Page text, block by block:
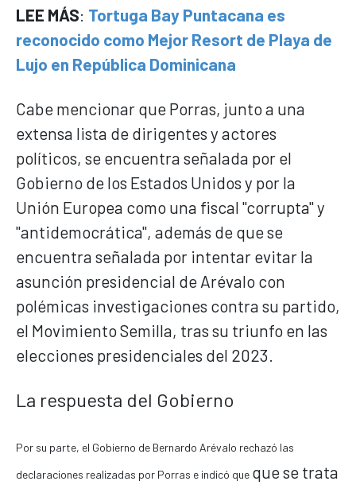
LEE MÁS: Tortuga Bay Puntacana es
reconocido como Mejor Resort de Playa de
Lujo en República Dominicana
Cabe mencionar que Porras, junto a una
extensa lista de dirigentes y actores
políticos, se encuentra señalada por el
Gobierno de los Estados Unidos y por la
Unión Europea como una fiscal "corrupta" y
"antidemocrática", además de que se
encuentra señalada por intentar evitar la
asunción presidencial de Arévalo con
polémicas investigaciones contra su partido,
el Movimiento Semilla, tras su triunfo en las
elecciones presidenciales del 2023.
La respuesta del Gobierno
Por su parte, el Gobierno de Bernardo Arévalo rechazó las
declaraciones realizadas por Porras e indicó que que se trata